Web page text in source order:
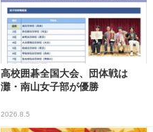
高校囲碁全国大会、団体戦は
灘・南山女子部が優勝
2026.8.5